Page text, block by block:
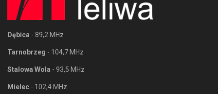
Dębica - 89,2 MHz
Tarnobrzeg - 104,7 MHz
Stalowa Wola - 93,5 MHz
Mielec - 102,4 MHz